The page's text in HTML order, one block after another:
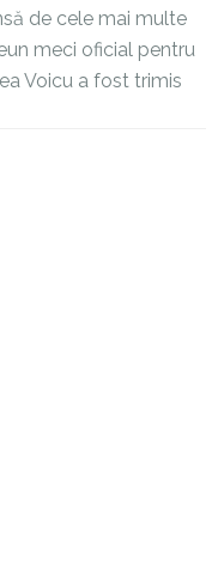
de cele mai multe
meci oficial pentru
Voicu a fost trimis